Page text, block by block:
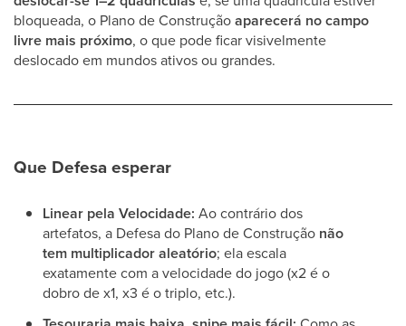
bloqueada, o Plano de Construçãoaparecerá no campo
livre mais próximo, o que pode ficar visivelmente
deslocado em mundos ativos ou grandes.
Que Defesa esperar
Linear pela Velocidade: Ao contrário dos
artefatos, a Defesa do Plano de Construção não
tem multiplicador aleatório; ela escala
exatamente com a velocidade do jogo (x2 é o
dobro de x1, x3 é o triplo, etc.).